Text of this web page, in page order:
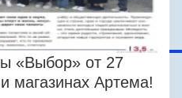
«Выбор» от 27
магазинах Артема!